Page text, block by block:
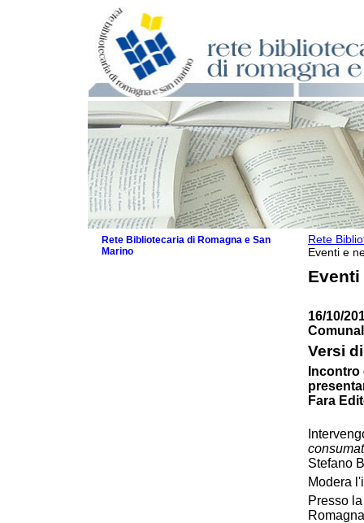
Rete
Eventi e
Eventi
16/10/
Versi
Fara
Stefano
Modera
Presso
Rete Bibliotecaria di Romagna e San
Marino